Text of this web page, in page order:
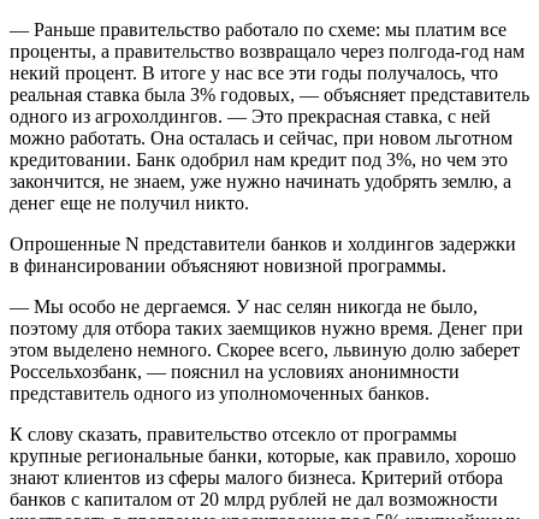
— Раньше правительство работало по схеме: мы платим все
проценты, а правительство возвращало через полгода-год нам
некий процент. В итоге у нас все эти годы получалось, что
реальная ставка была 3% годовых, — объясняет представитель
одного из агрохолдингов. — Это прекрасная ставка, с ней
можно работать. Она осталась и сейчас, при новом льготном
кредитовании. Банк одобрил нам кредит под 3%, но чем это
закончится, не знаем, уже нужно начинать удобрять землю, а
денег еще не получил никто.
Опрошенные N представители банков и холдингов задержки
в финансировании объясняют новизной программы.
— Мы особо не дергаемся. У нас селян никогда не было,
поэтому для отбора таких заемщиков нужно время. Денег при
этом выделено немного. Скорее всего, львиную долю заберет
Россельхозбанк, — пояснил на условиях анонимности
представитель одного из уполномоченных банков.
К слову сказать, правительство отсекло от программы
крупные региональные банки, которые, как правило, хорошо
знают клиентов из сферы малого бизнеса. Критерий отбора
банков с капиталом от 20 млрд рублей не дал возможности